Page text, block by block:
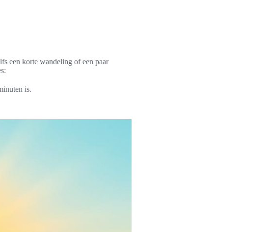
een korte wandeling of een paar
is.